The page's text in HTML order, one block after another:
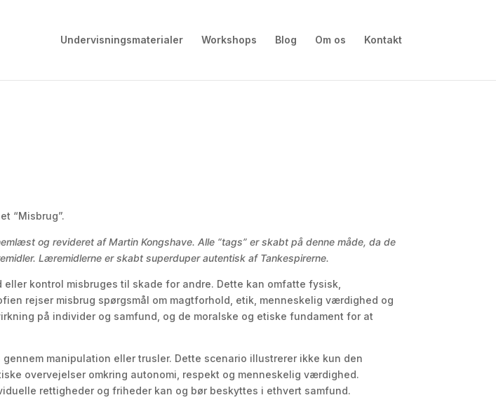
Undervisningsmaterialer Workshops Blog Om os Kontakt
“Misbrug”.
og revideret af Martin Kongshave. Alle “tags” er skabt på denne måde, da de
Læremidlerne er skabt superduper autentisk af Tankespirerne.
kontrol misbruges til skade for andre. Dette kan omfatte fysisk,
rejser misbrug spørgsmål om magtforhold, etik, menneskelig værdighed og
på individer og samfund, og de moralske og etiske fundament for at
manipulation eller trusler. Dette scenario illustrerer ikke kun den
overvejelser omkring autonomi, respekt og menneskelig værdighed.
rettigheder og friheder kan og bør beskyttes i ethvert samfund.